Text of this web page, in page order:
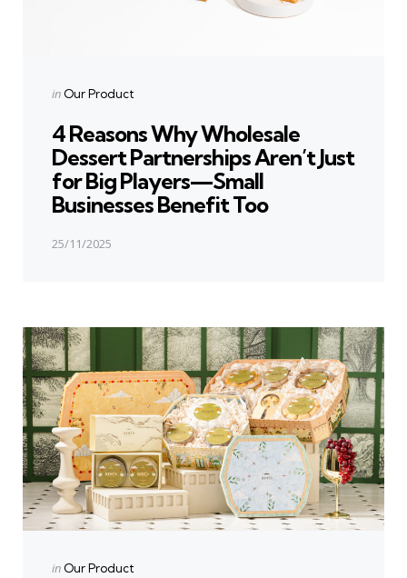
Posted
in Our Product
4 Reasons Why Wholesale
Dessert Partnerships Aren’t Just
for Big Players—Small
Businesses Benefit Too
25/11/2025
Posted
in Our Product